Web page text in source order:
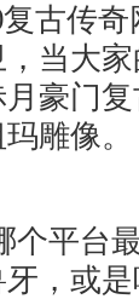
复古传
当大
豪门
雕像。
平台
，或